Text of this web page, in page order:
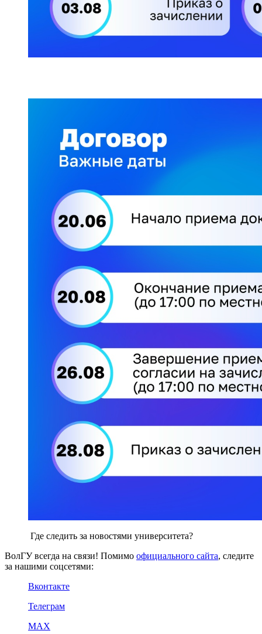
Где следить за новостями университета?
ВолГУ всегда на связи! Помимо официального сайта, следите
за нашими соцсетями:
Вконтакте
Телеграм
MAX